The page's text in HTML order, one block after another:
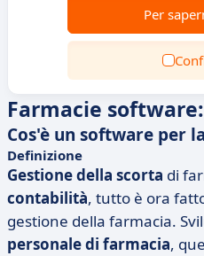
Per
Farmacie
Cos'è un software per
Definizione
Gestione della scorta di
contabilità, tutto è ora
gestione della farmacia.
personale di farmacia,